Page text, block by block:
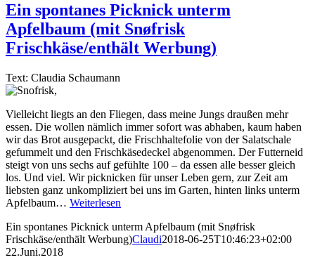
Ein spontanes Picknick unterm
Apfelbaum (mit Snøfrisk
Frischkäse/enthält Werbung)
Text: Claudia Schaumann
Vielleicht liegts an den Fliegen, dass meine Jungs draußen mehr
essen. Die wollen nämlich immer sofort was abhaben, kaum haben
wir das Brot ausgepackt, die Frischhaltefolie von der Salatschale
gefummelt und den Frischkäsedeckel abgenommen. Der Futterneid
steigt von uns sechs auf gefühlte 100 – da essen alle besser gleich
los. Und viel. Wir picknicken für unser Leben gern, zur Zeit am
liebsten ganz unkompliziert bei uns im Garten, hinten links unterm
Apfelbaum… Weiterlesen
Ein spontanes Picknick unterm Apfelbaum (mit Snøfrisk
Frischkäse/enthält Werbung)Claudi2018-06-25T10:46:23+02:00
22.Juni.2018